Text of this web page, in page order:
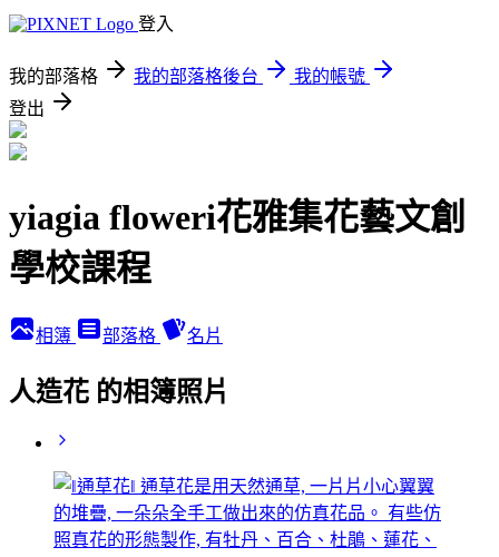
登入
我的部落格 我的部落格後台
我的帳號
登出
yiagia floweri花雅集花藝文創
學校課程
相簿 部落格 名片
人造花 的相簿照片